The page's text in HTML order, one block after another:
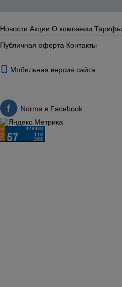
Новости Акции О компании Тарифы
Публичная оферта Контакты
Мобильная версия сайта
Norma в Facebook